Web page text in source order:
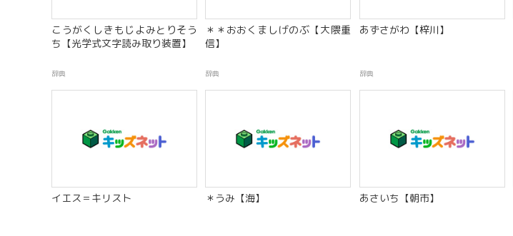
こうがくしきもじよみとりそう
ち【光学式文字読み取り装置】
辞典
＊＊おおくましげのぶ【大隈重
信】
辞典
あずさがわ【梓川】
辞典
イエス＝キリスト ＊うみ【海】 あさいち【朝市】